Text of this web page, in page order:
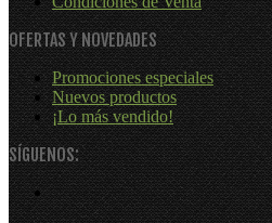
OFERTAS Y NOVEDADES
Promociones especiales
Nuevos productos
¡Lo más vendido!
SÍGUENOS: